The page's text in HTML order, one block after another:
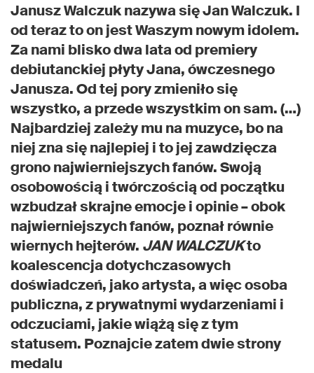
Janusz Walczuk nazywa się Jan Walczuk. I
od teraz to on jest Waszym nowym idolem.
Za nami blisko dwa lata od premiery
debiutanckiej płyty Jana, ówczesnego
Janusza. Od tej pory zmieniło się
wszystko, a przede wszystkim on sam. (…)
Najbardziej zależy mu na muzyce, bo na
niej zna się najlepiej i to jej zawdzięcza
grono najwierniejszych fanów. Swoją
osobowością i twórczością od początku
wzbudzał skrajne emocje i opinie – obok
najwierniejszych fanów, poznał równie
wiernych hejterów. JAN WALCZUKto
koalescencja dotychczasowych
doświadczeń, jako artysta, a więc osoba
publiczna, z prywatnymi wydarzeniami i
odczuciami, jakie wiążą się z tym
statusem. Poznajcie zatem dwie strony
medalu